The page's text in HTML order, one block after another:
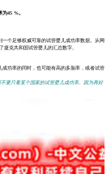
45 %。
一个足够权威可靠的试管婴儿成功率数据。从网
捷克共和国试管婴儿的汇总数字。
功率的同时，也可能有高的多胎率，或者试管
要只看某个国家的试管婴儿成功率。因为再好